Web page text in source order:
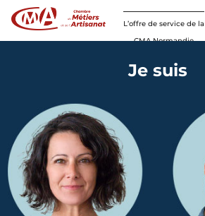
L’offre de service de la
CMA Normandie
Je suis
Panneau de gestion des cookies